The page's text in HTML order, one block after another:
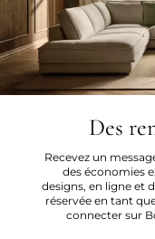
Des
Recevez un
des économies
designs, en ligne et
réservée en tant
connecter sur